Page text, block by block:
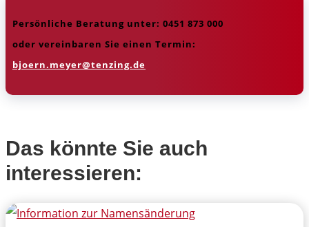
Persönliche Beratung unter: 0451 873 000
oder vereinbaren Sie einen Termin:
bjoern.meyer@tenzing.de
Das könnte Sie auch
interessieren: